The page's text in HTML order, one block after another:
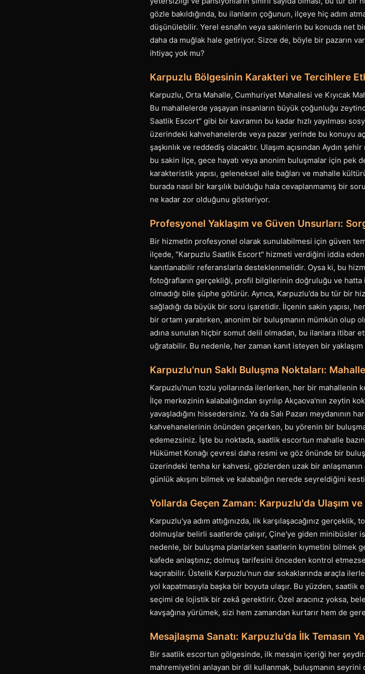
gözle bakıldığında, bu ilanların çoğunun, ilçeye hiç adım
düşünülebilir. Yerel esnafın veya sakinlerin bu konuda net
daha da muğlak hale getiriyor. Sizce de, böyle bir pazarın
ihtiyaç yok mu?
Karpuzlu Bölgesinin Karakteri ve Tercihlere
Karpuzlu, Orta Mahalle, Cumhuriyet Mahallesi ve Kıyıcak
Bu mahallelerde yaşayan insanların büyük çoğunluğu
Saatlik Escort" gibi bir kavramın bu kadar hızlı yayılması
üzerindeki kahvehanelerde veya pazar yerinde bu konuyu
şaşkınlık ve reddediş olacaktır. Ulaşım açısından Aydın
bu sakin ilçe, gece hayatı veya anonim buluşmalar için pek
karakteristik yapısı, geleneksel aile bağları ve mahalle
burada nasıl bir karşılık bulduğu hala cevaplanmamış bir
ne kadar zor olduğunu gösteriyor.
Profesyonel Yaklaşım ve Güven Unsurları:
Bir hizmetin profesyonel olarak sunulabilmesi için güven
ilçede, "Karpuzlu Saatlik Escort" hizmeti verdiğini iddia
kanıtlanabilir referanslarla desteklenmelidir. Oysa ki, bu
fotoğrafların gerçekliği, profil bilgilerinin doğruluğu ve hatta
olmadığı bile şüphe götürür. Ayrıca, Karpuzlu’da bu tür bir
sağladığı da büyük bir soru işaretidir. İlçenin sakin yapısı,
bir ortam yaratırken, anonim bir buluşmanın mümkün olup
adına sunulan hiçbir somut delil olmadan, bu ilanlara itibar
uğratabilir. Bu nedenle, her zaman kanıt isteyen bir
Karpuzlu'nun Saklı Buluşma Noktaları:
Karpuzlu'nun tozlu yollarında ilerlerken, her bir mahallenin
İlçe merkezinin kalabalığından sıyrılıp Akçaova'nın zeytin
yavaşladığını hissedersiniz. Ya da Salı Pazarı meydanının
kahvehanelerinin önünden geçerken, bu yörenin bir
edemezsiniz. İşte bu noktada, saatlik escortun mahalle
Hükümet Konağı çevresi daha resmi ve göz önünde bir
üzerindeki tenha kır kahvesi, gözlerden uzak bir
günlük akışını bilmek ve kalabalığın nerede seyreldiğini
Yollarda Geçen Zaman: Karpuzlu'da Ulaşım
Karpuzlu'ya adım attığınızda, ilk karşılaşacağınız gerçeklik,
dolmuşlar belirli saatlerde çalışır, Çine'ye giden minibüsler
nedenle, bir buluşma planlarken saatlerin kıymetini bilmek
kafede anlaştınız; dolmuş tarifesini önceden kontrol
kaçırabilir. Üstelik Karpuzlu'nun dar sokaklarında araçla
yol kapatmasıyla başka bir boyuta ulaşır. Bu yüzden,
seçimi de lojistik bir zekâ gerektirir. Özel aracınız yoksa,
kavşağına yürümek, sizi hem zamandan kurtarır hem de
Mesajlaşma Sanatı: Karpuzlu’da İlk Temasın
Bir saatlik escortun gölgesinde, ilk mesajın içeriği her
mahremiyetini anlayan bir dil kullanmak, buluşmanın seyrini